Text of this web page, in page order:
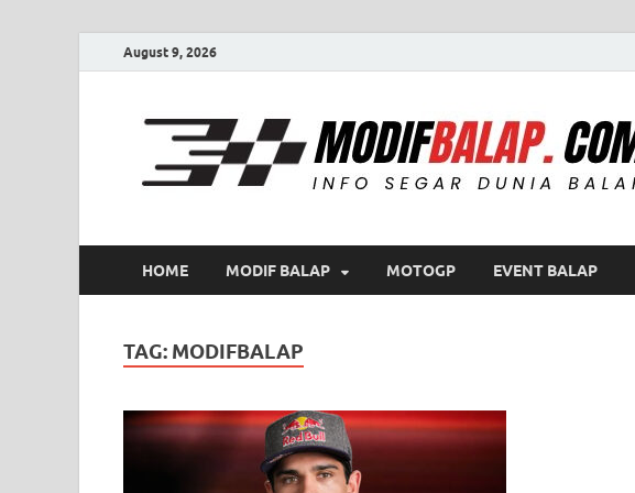
August 9, 2026
HOME MODIF BALAP MOTOGP EVENT BALAP
TAG: MODIFBALAP